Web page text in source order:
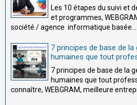
Les 10 étapes du suivi et
et programmes,
société / agence informatique basée...
7 principes de base de
humaines que tout
7 principes de base de la
humaines que tout
connaître, WEBGRAM, meilleure